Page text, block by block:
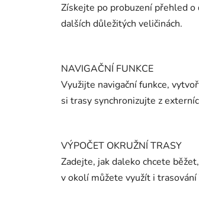
Získejte po probuzení přehled o
dalších důležitých veličinách.
NAVIGAČNÍ FUNKCE
Využijte navigační funkce,
si trasy synchronizujte z
VÝPOČET OKRUŽNÍ TRASY
Zadejte, jak daleko chcete
v okolí můžete využít i